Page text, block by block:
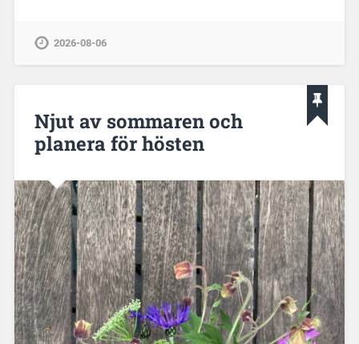
2026-08-06
Njut av sommaren och
planera för hösten